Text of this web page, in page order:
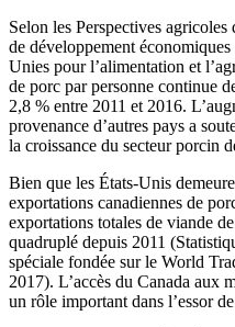
Selon les Perspectives
de développement
Unies pour l’alimentation et
de porc par personne continue
2,8 % entre 2011 et 2016.
provenance d’autres pays a
la croissance du secteur porcin
Bien que les États-Unis
exportations canadiennes de
exportations totales de viande
quadruplé depuis 2011
spéciale fondée sur le World
2017). L’accès du Canada aux
un rôle important dans l’essor